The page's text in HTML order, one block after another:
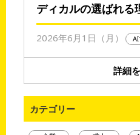
ディカルの選ばれる
2026年6月1日（月）
詳細
カテゴリー